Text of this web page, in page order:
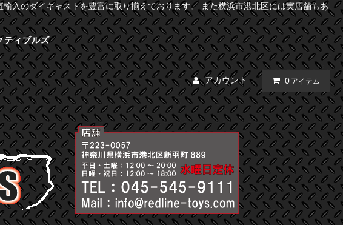
入のダイキャストを豊富に取り揃えております。 また横浜市港北区には実店舗もあ
ティブルズ
アカウント 0 アイテム